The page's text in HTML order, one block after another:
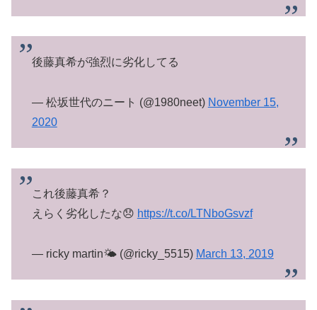
後藤真希が強烈に劣化してる
— 松坂世代のニート (@1980neet) November 15,
2020
これ後藤真希？
えらく劣化したな😞 https://t.co/LTNboGsvzf
— ricky martin🌤️ (@ricky_5515) March 13, 2019